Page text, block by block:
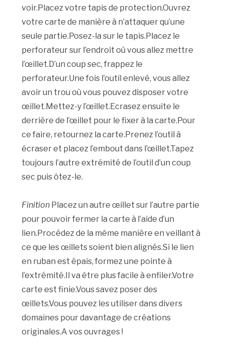
voir.Placez votre tapis de protection.Ouvrez
votre carte de manière à n’attaquer qu’une
seule partie.Posez-la sur le tapis.Placez le
perforateur sur l’endroit où vous allez mettre
l’œillet.D’un coup sec, frappez le
perforateur.Une fois l’outil enlevé, vous allez
avoir un trou où vous pouvez disposer votre
œillet.Mettez-y l’œillet.Ecrasez ensuite le
derrière de l’œillet pour le fixer à la carte.Pour
ce faire, retournez la carte.Prenez l’outil à
écraser et placez l’embout dans l’œillet.Tapez
toujours l’autre extrémité de l’outil d’un coup
sec puis ôtez-le.
Finition Placez un autre œillet sur l’autre partie
pour pouvoir fermer la carte à l’aide d’un
lien.Procédez de la même manière en veillant à
ce que les œillets soient bien alignés.Si le lien
en ruban est épais, formez une pointe à
l’extrémité.Il va être plus facile à enfiler.Votre
carte est finie.Vous savez poser des
œillets.Vous pouvez les utiliser dans divers
domaines pour davantage de créations
originales.A vos ouvrages !